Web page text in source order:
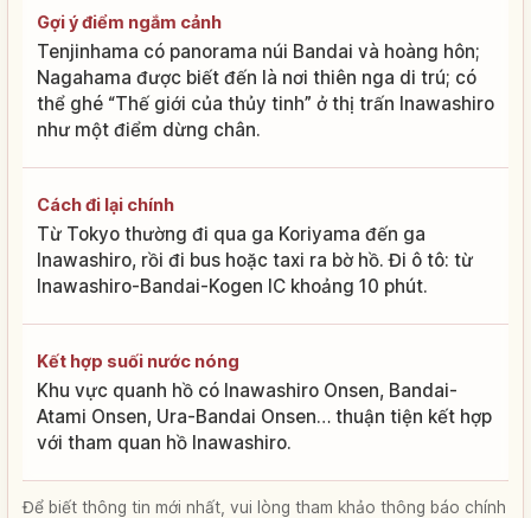
Gợi ý điểm ngắm cảnh
Tenjinhama có panorama núi Bandai và hoàng hôn;
Nagahama được biết đến là nơi thiên nga di trú; có
thể ghé “Thế giới của thủy tinh” ở thị trấn Inawashiro
như một điểm dừng chân.
Cách đi lại chính
Từ Tokyo thường đi qua ga Koriyama đến ga
Inawashiro, rồi đi bus hoặc taxi ra bờ hồ. Đi ô tô: từ
Inawashiro-Bandai-Kogen IC khoảng 10 phút.
Kết hợp suối nước nóng
Khu vực quanh hồ có Inawashiro Onsen, Bandai-
Atami Onsen, Ura-Bandai Onsen… thuận tiện kết hợp
với tham quan hồ Inawashiro.
Để biết thông tin mới nhất, vui lòng tham khảo thông báo chính